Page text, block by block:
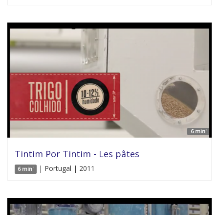
6 min'
Tintim Por Tintim - Les pâtes
6 min' | Portugal | 2011